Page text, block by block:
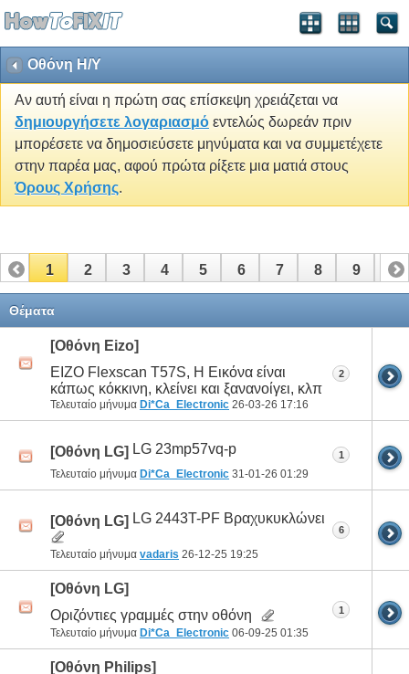
Οθόνη Η/Υ
Αν αυτή είναι η πρώτη σας επίσκεψη χρειάζεται να
δημιουργήσετε λογαριασμό εντελώς δωρεάν πριν
μπορέσετε να δημοσιεύσετε μηνύματα και να συμμετέχετε
στην παρέα μας, αφού πρώτα ρίξετε μια ματιά στους
Όρους Χρήσης.
1 2 3 4 5 6 7 8 9 10
11
Θέματα
[Οθόνη Eizo]
EIZO Flexscan T57S, Η Εικόνα είναι
κάπως κόκκινη, κλείνει και ξανανοίγει, κλπ
Τελευταίο μήνυμα Di*Ca_Electronic 26-03-26 17:16
2
[Οθόνη LG] LG 23mp57vq-p
Τελευταίο μήνυμα Di*Ca_Electronic 31-01-26 01:29
1
[Οθόνη LG] LG 2443T-PF Βραχυκυκλώνει
Τελευταίο μήνυμα vadaris 26-12-25 19:25
6
[Οθόνη LG]
Οριζόντιες γραμμές στην οθόνη
Τελευταίο μήνυμα Di*Ca_Electronic 06-09-25 01:35
1
[Οθόνη Philips]